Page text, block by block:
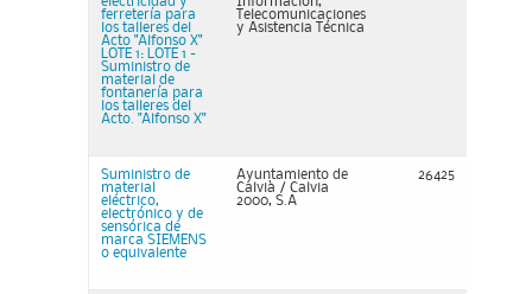
ferretería para
los talleres del
Acto "Alfonso X"
LOTE 1: LOTE 1 -
Suministro de
material de
fontanería para
los talleres del
Acto. "Alfonso X"
Telecomunicaciones
y Asistencia Técnica
Suministro de
material
eléctrico,
electrónico y de
sensórica de
marca SIEMENS
o equivalente
Ayuntamiento de
Calvià / Calvia
2000, S.A
26425